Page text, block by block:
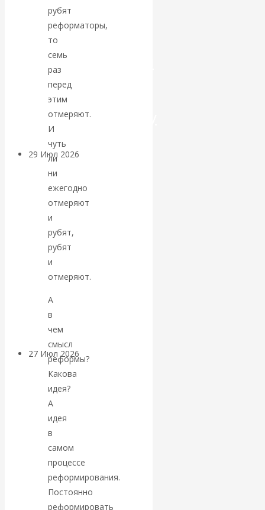
Искусственный
интеллект —
революционный
переход к
посткапитализму
29 Июл 2026
Валентин
Катасонов.
«Мировые
ростовщики»:
вчера и сегодня
27 Июл 2026 Мировая
валютная система
Валентин
КАтасонов.
«МЕТОД
ОТМЫВАНИЯ
рубят
реформаторы,
то
семь
раз
перед
этим
отмеряют.
И
чуть
ли
ни
ежегодно
отмеряют
и
рубят,
рубят
и
отмеряют.
А
в
чем
смысл
реформы?
Какова
идея?
А
идея
в
самом
процессе
реформирования.
Постоянно
реформировать